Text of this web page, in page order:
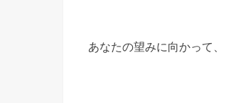
あなたの望みに向かって